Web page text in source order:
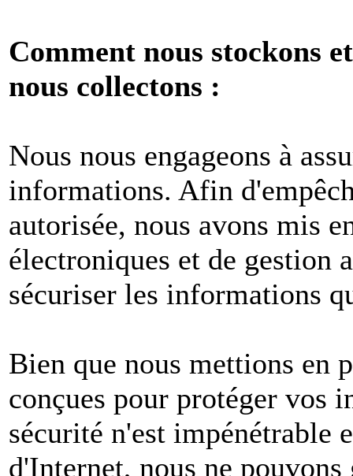
Comment nous stockons
nous collectons :
Nous nous engageons à
informations. Afin
autorisée, nous avons mis
électroniques et de gestion
sécuriser les informations
Bien que nous mettions en
conçues pour protéger vos
sécurité n'est impénétrable
d'Internet, nous ne